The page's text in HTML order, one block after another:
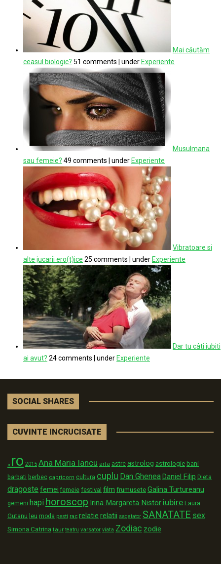
Mai căutăm
ceasul biologic? 51 comments under Experiente
Musulmana
sau femeie? 49 comments under Experiente
Vibratoare si
alte jucarii ero(t)ice 25 comments under Experiente
Dar tu câti iubiti
ai avut? 24 comments under Experiente
SOCIAL SHARES
CUVINTE INCRUCISATE
.ro 2015 Ana Maria Iancu arta astre astrolog astrologie bani
barbati berbec capricorn cultura cuplu Dan GheneaDaniel Filip Dieta
dragoste femei femeie festival film frumusete Galina Turtureanu
gemeni hapi horoscop Irina Margareta Nistor iubire Laura
Gutanu leu moda pesti rac relatie relatii sagetator SANATATE sex
Simona Catrina taur teatru varsator viata Zodiac zodie